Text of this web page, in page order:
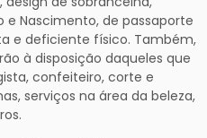
Nascimento, de passaporte
e deficiente físico. Também,
à disposição daqueles que
confeiteiro, corte e
serviços na área da beleza,